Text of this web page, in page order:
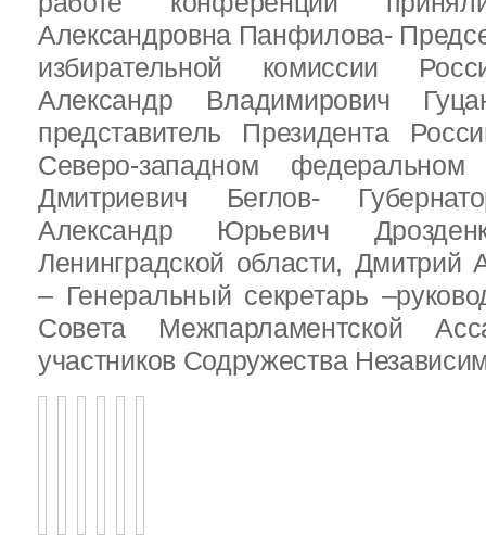
Александровна Панфилова-
избирательной комиссии
Александр Владимирович
представитель Президента
Северо-западном федеральном
Дмитриевич Беглов-
Александр Юрьевич
Ленинградской области, Дмитрий
– Генеральный секретарь
Совета Межпарламентской
участников Содружества